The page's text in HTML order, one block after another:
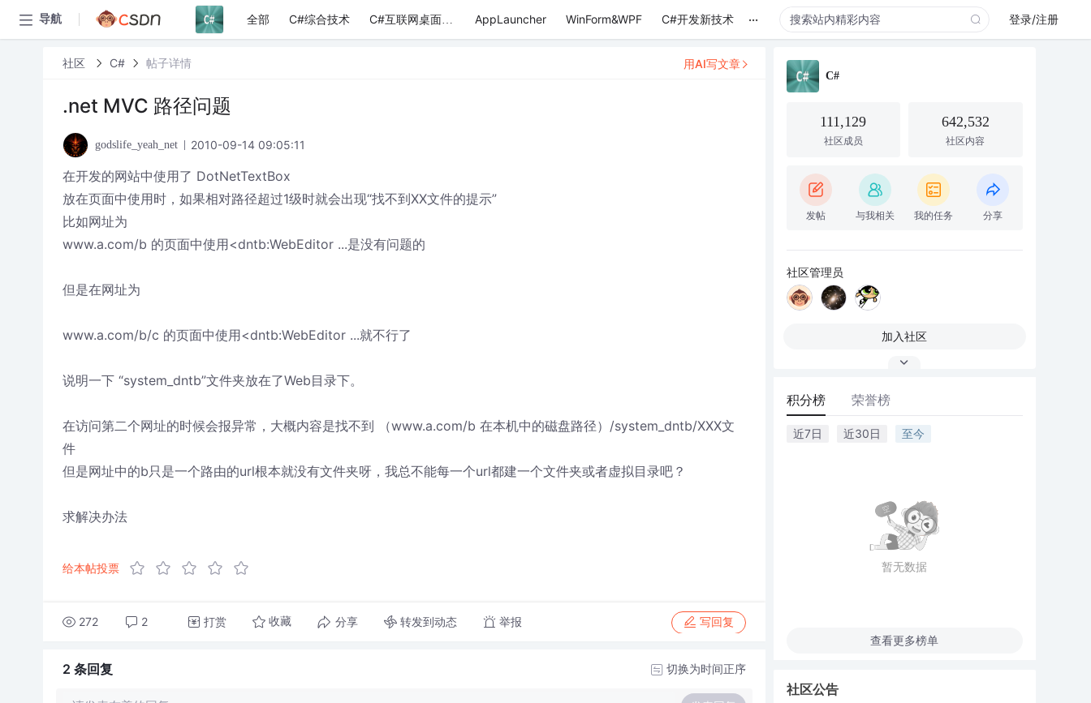
导航 全部 C#综合技术 C#互联网桌面应用 AppLauncher WinForm&WPF C#开发新技术 ... 登录/注册
社区 C# 帖子详情
.net MVC 路径问题
godslife_yeah_net 2010-09-14 09:05:11
在开发的网站中使用了 DotNetTextBox
放在页面中使用时，如果相对路径超过1级时就会出现“找不到XX文件的提示”
比如网址为
www.a.com/b 的页面中使用<dntb:WebEditor ...是没有问题的
但是在网址为
www.a.com/b/c 的页面中使用<dntb:WebEditor ...就不行了
说明一下 “system_dntb”文件夹放在了Web目录下。
在访问第二个网址的时候会报异常，大概内容是找不到 （www.a.com/b 在本机中的磁盘路径）/system_dntb/XXX文
件
但是网址中的b只是一个路由的url根本就没有文件夹呀，我总不能每一个url都建一个文件夹或者虚拟目录吧？
求解决办法
给本帖投票
272 2 打赏 收藏 分享 转发到动态 举报 写回复
用AI写文章
2 条回复 切换为时间正序
C#
111,129
社区成员
642,532
社区内容
发帖 与我相关 我的任务 分享
社区管理员
加入社区
积分榜 荣誉榜
近7日 近30日 至今
暂无数据
查看更多榜单
社区公告